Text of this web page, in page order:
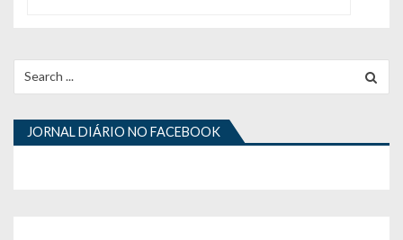
ã
o
d
for:
JORNAL DIÁRIO NO FACEBOOK